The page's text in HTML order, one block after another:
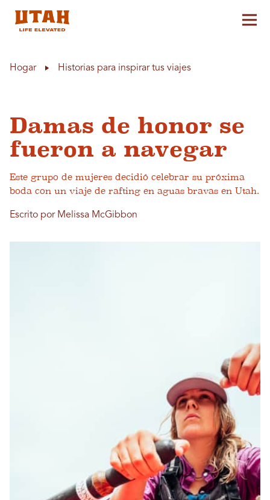
Hogar Historias para inspirar tus viajes
Damas de honor se
fueron a navegar
Este grupo de mujeres decidió celebrar su próxima
boda con un viaje de rafting en aguas bravas en Utah.
Escrito por Melissa McGibbon